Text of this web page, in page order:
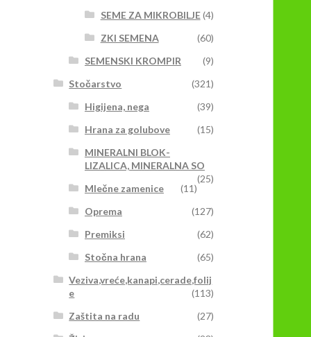
SEME ZA MIKROBILJE(4)
ZKI SEMENA
(60)
SEMENSKI KROMPIR
(9)
Stočarstvo
(321)
Higijena, nega
(39)
Hrana za golubove
(15)
MINERALNI BLOK-
LIZALICA, MINERALNA SO
(25)
Mlečne zamenice
(11)
Oprema
(127)
Premiksi
(62)
Stočna hrana
(65)
Veziva,vreće,kanapi,cerade,folij
e
(113)
Zaštita na radu
(27)